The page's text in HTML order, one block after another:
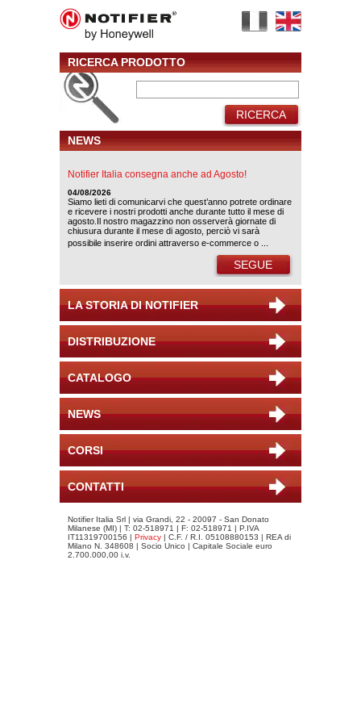
RICERCA PRODOTTO
RICERCA
NEWS
Notifier Italia consegna anche ad Agosto!
04/08/2026
Siamo lieti di comunicarvi che quest’anno potrete ordinare
e ricevere i nostri prodotti anche durante tutto il mese di
agosto.Il nostro magazzino non osserverà giornate di
chiusura durante il mese di agosto, perciò vi sarà
possibile inserire ordini attraverso e-commerce o ...
SEGUE
LA STORIA DI NOTIFIER
DISTRIBUZIONE
CATALOGO
NEWS
CORSI
CONTATTI
Notifier Italia Srl | via Grandi, 22 - 20097 - San Donato
Milanese (MI) | T: 02-518971 | F: 02-518971 | P.IVA
IT11319700156 | Privacy | C.F. / R.I. 05108880153 | REA di
Milano N. 348608 | Socio Unico | Capitale Sociale euro
2.700.000,00 i.v.